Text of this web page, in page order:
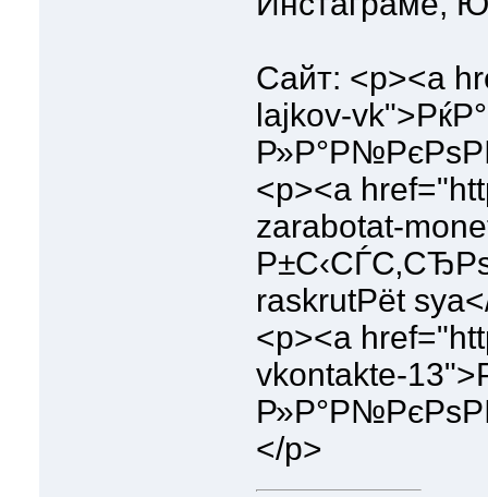
Сайт: <p><a
lajkov-
<p><a
zarabotat-
raskrutРёt
<p><a
vkontakte-
</p>